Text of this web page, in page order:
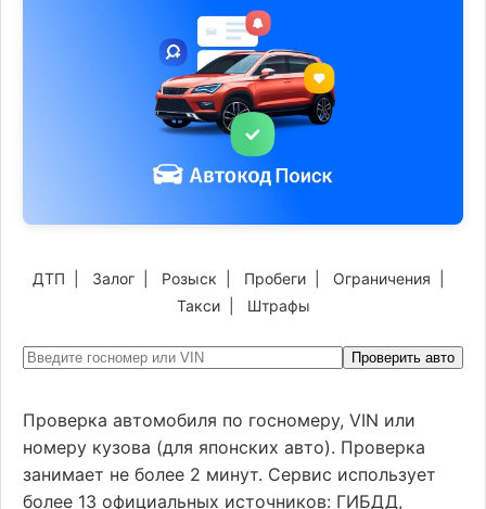
ДТП Залог Розыск Пробеги Ограничения
Такси| Штрафы
Проверить авто
Проверка автомобиля по госномеру, VIN или
номеру кузова (для японских авто). Проверка
занимает не более 2 минут. Сервис использует
более 13 официальных источников: ГИБДД,